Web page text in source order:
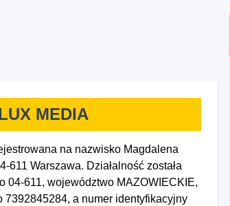
MEDIA
na nazwisko Magdalena
Warszawa. Działalność została
04-611, województwo MAZOWIECKIE,
7392845284, a numer identyfikacyjny